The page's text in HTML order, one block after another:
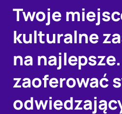
Twoje
kulturalne
na
zaoferować